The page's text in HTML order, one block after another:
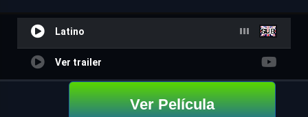
Latino
Ver trailer
Ver Película